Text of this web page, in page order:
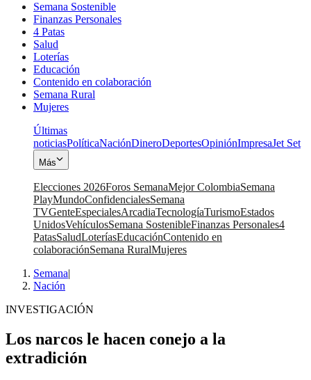
Semana Sostenible
Finanzas Personales
4 Patas
Salud
Loterías
Educación
Contenido en colaboración
Semana Rural
Mujeres
Últimas
noticiasPolíticaNaciónDineroDeportesOpiniónImpresaJet Set
Más
Elecciones 2026Foros SemanaMejor ColombiaSemana
PlayMundoConfidencialesSemana
TVGenteEspecialesArcadiaTecnologíaTurismoEstados
UnidosVehículosSemana SostenibleFinanzas Personales4
PatasSaludLoteríasEducaciónContenido en
colaboraciónSemana RuralMujeres
Semana|
Nación
INVESTIGACIÓN
Los narcos le hacen conejo a la
extradición